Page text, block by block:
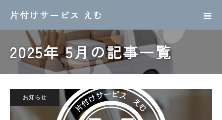
片付けサービス えむ
2025年 5月の記事一覧
お知らせ